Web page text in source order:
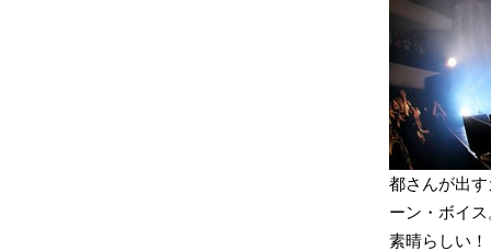
都さんが出
ーン・ボイス
素晴らしい！